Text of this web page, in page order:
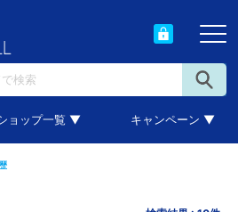
ョップ一覧 ▼ キャンペーン ▼